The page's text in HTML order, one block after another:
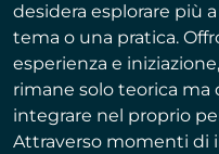
desidera esplorare più
tema o una pratica.
esperienza e
rimane solo teorica ma
integrare nel proprio
Attraverso momenti di